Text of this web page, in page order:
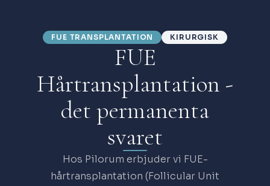
FUE TRANSPLANTATION KIRURGISK
FUE
Hårtransplantation -
det permanenta
svaret
Hos Pilorum erbjuder vi FUE-
hårtransplantation (Follicular Unit